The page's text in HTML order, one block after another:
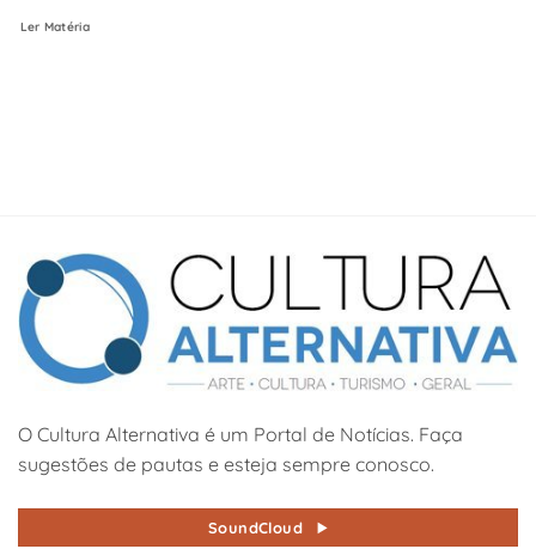
Ler Matéria
O Cultura Alternativa é um Portal de Notícias. Faça
sugestões de pautas e esteja sempre conosco.
SoundCloud